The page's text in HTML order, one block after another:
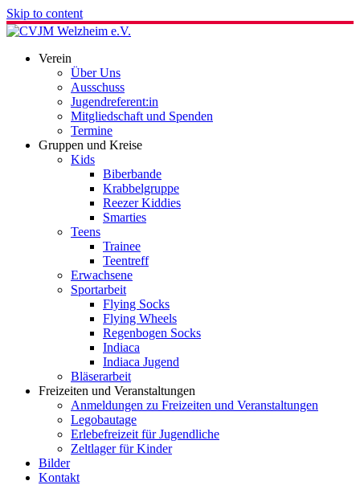
Skip to content
Verein
Über Uns
Ausschuss
Jugendreferent:in
Mitgliedschaft und Spenden
Termine
Gruppen und Kreise
Kids
Biberbande
Krabbelgruppe
Reezer Kiddies
Smarties
Teens
Trainee
Teentreff
Erwachsene
Sportarbeit
Flying Socks
Flying Wheels
Regenbogen Socks
Indiaca
Indiaca Jugend
Bläserarbeit
Freizeiten und Veranstaltungen
Anmeldungen zu Freizeiten und Veranstaltungen
Legobautage
Erlebefreizeit für Jugendliche
Zeltlager für Kinder
Bilder
Kontakt